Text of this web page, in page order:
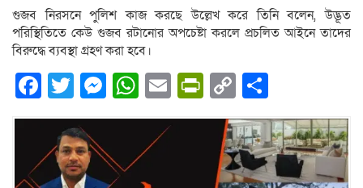
গুজব নিরসনে পুলিশ কাজ করছে উল্লেখ করে তিনি বলেন, উদ্ভূত
পরিস্থিতিতে কেউ গুজব রটানোর অপচেষ্টা করলে প্রচলিত আইনে তাদের
বিরুদ্ধে ব্যবস্থা গ্রহণ করা হবে।
Facebook
Twitter
Messenger
WhatsApp
EmailPrintFriendly
Copy
Link